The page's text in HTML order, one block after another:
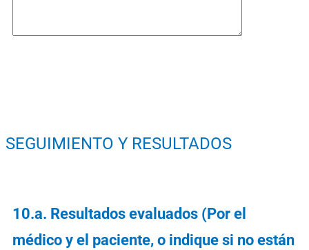
SEGUIMIENTO Y RESULTADOS
10.a. Resultados evaluados (Por el
médico y el paciente, o indique si no están